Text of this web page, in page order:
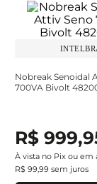
Nobreak Senoidal
700VA Bivolt
R$ 999,
À vista no Pix ou em
R$ 99,99 sem juros